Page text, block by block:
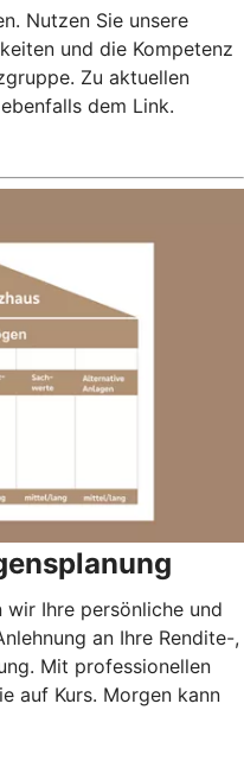
Nutzen Sie unsere
und die Kompetenz
Zu aktuellen
dem Link.
wir Ihre persönliche und
an Ihre Rendite-,
Mit professionellen
auf Kurs. Morgen kann